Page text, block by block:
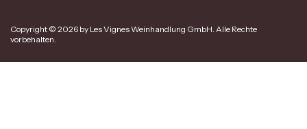
Copyright © 2026 by Les Vignes Weinhandlung GmbH. Alle Rechte
vorbehalten.